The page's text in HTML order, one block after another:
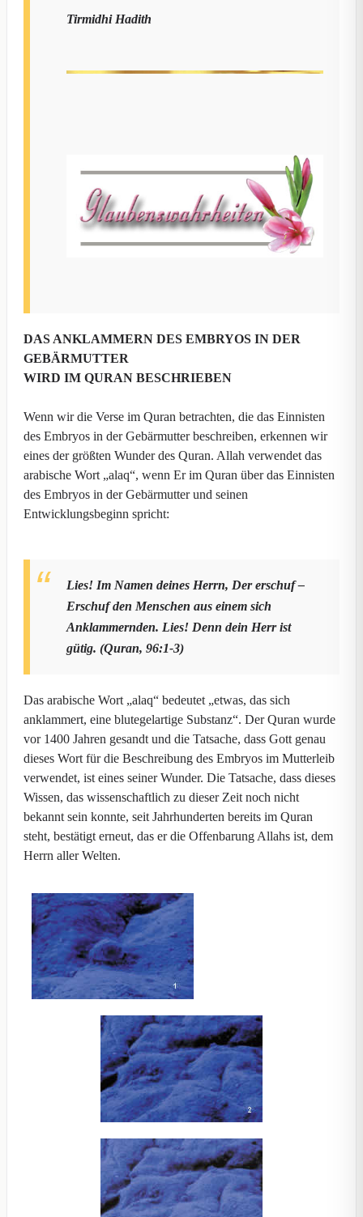
Tirmidhi Hadith
DAS ANKLAMMERN DES EMBRYOS IN DER
GEBÄRMUTTER
WIRD IM QURAN BESCHRIEBEN
Wenn wir die Verse im Quran betrachten, die das Einnisten
des Embryos in der Gebärmutter beschreiben, erkennen wir
eines der größten Wunder des Quran. Allah verwendet das
arabische Wort „alaq“, wenn Er im Quran über das Einnisten
des Embryos in der Gebärmutter und seinen
Entwicklungsbeginn spricht:
Lies! Im Namen deines Herrn, Der erschuf –
Erschuf den Menschen aus einem sich
Anklammernden. Lies! Denn dein Herr ist
gütig. (Quran, 96:1-3)
Das arabische Wort „alaq“ bedeutet „etwas, das sich
anklammert, eine blutegelartige Substanz“. Der Quran wurde
vor 1400 Jahren gesandt und die Tatsache, dass Gott genau
dieses Wort für die Beschreibung des Embryos im Mutterleib
verwendet, ist eines seiner Wunder. Die Tatsache, dass dieses
Wissen, das wissenschaftlich zu dieser Zeit noch nicht
bekannt sein konnte, seit Jahrhunderten bereits im Quran
steht, bestätigt erneut, das er die Offenbarung Allahs ist, dem
Herrn aller Welten.